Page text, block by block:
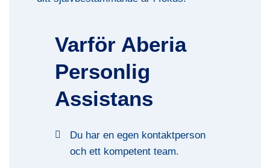
Varför Aberia
Personlig
Assistans
Du har en egen kontaktperson
och ett kompetent team.